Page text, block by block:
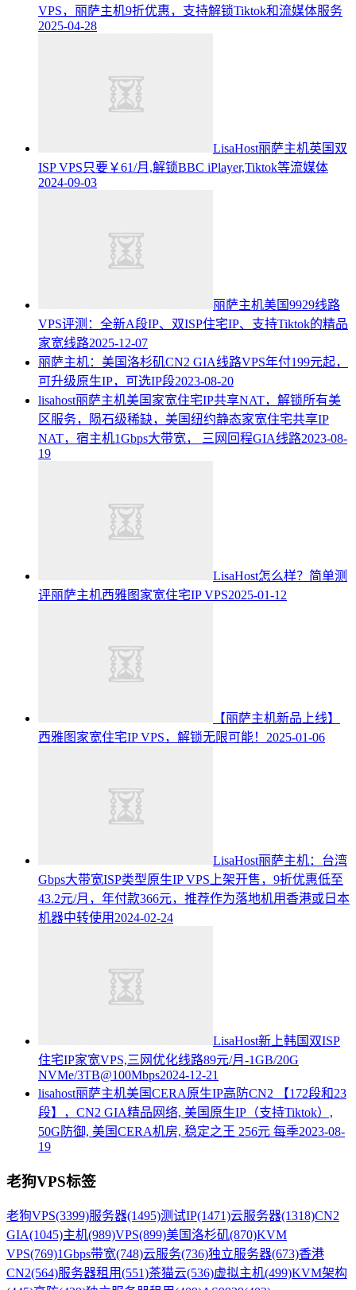
VPS，丽萨主机9折优惠，支持解锁Tiktok和流媒体服务
2025-04-28
LisaHost丽萨主机英国双
ISP VPS只要￥61/月,解锁BBC iPlayer,Tiktok等流媒体
2024-09-03
丽萨主机美国9929线路
VPS评测：全新A段IP、双ISP住宅IP、支持Tiktok的精品
家宽线路2025-12-07
丽萨主机：美国洛杉矶CN2 GIA线路VPS年付199元起，
可升级原生IP，可选IP段2023-08-20
lisahost丽萨主机美国家宽住宅IP共享NAT，解锁所有美
区服务，陨石级稀缺，美国纽约静态家宽住宅共享IP
NAT，宿主机1Gbps大带宽， 三网回程GIA线路2023-08-
19
LisaHost怎么样？简单测
评丽萨主机西雅图家宽住宅IP VPS2025-01-12
【丽萨主机新品上线】
西雅图家宽住宅IP VPS，解锁无限可能！ 2025-01-06
LisaHost丽萨主机：台湾
Gbps大带宽ISP类型原生IP VPS上架开售，9折优惠低至
43.2元/月，年付款366元，推荐作为落地机用香港或日本
机器中转使用 2024-02-24
LisaHost新上韩国双ISP
住宅IP家宽VPS,三网优化线路89元/月-1GB/20G
NVMe/3TB@100Mbps2024-12-21
lisahost丽萨主机美国CERA原生IP高防CN2 【172段和23
段】，CN2 GIA精品网络, 美国原生IP（支持Tiktok）,
50G防御, 美国CERA机房, 稳定之王 256元 每季2023-08-
19
老狗VPS标签
老狗VPS(3399)服务器(1495)测试IP(1471)云服务器(1318)CN2
GIA(1045)主机(989)VPS(899)美国洛杉矶(870)KVM
VPS(769)1Gbps带宽(748)云服务(736)独立服务器(673)香港
CN2(564)服务器租用(551)茶猫云(536)虚拟主机(499)KVM架构